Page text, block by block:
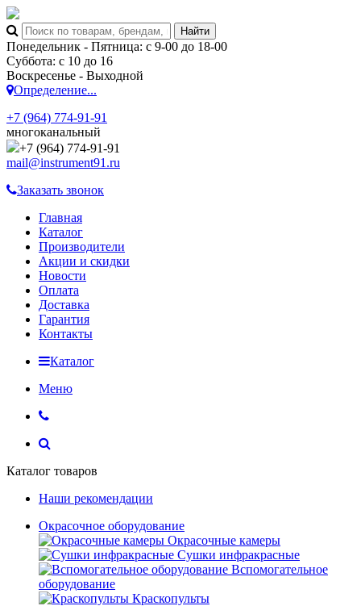
Понедельник - Пятница: с 9-00 до 18-00
Суббота: с 10 до 16
Воскресенье - Выходной
Определение...
+7 (964) 774-91-91
многоканальный
+7 (964) 774-91-91
mail@instrument91.ru
Заказать звонок
Главная
Каталог
Производители
Акции и скидки
Новости
Оплата
Доставка
Гарантия
Контакты
Каталог
Меню
Каталог товаров
Наши рекомендации
Окрасочное оборудование
Окрасочные камеры
Сушки инфракрасные
Вспомогательное
оборудование
Краскопульты